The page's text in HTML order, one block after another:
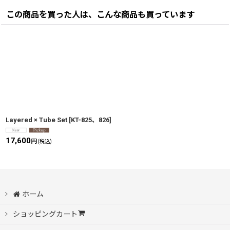
この商品を買った人は、こんな商品も買っています
Layered × Tube Set [KT-825、826]
17,600円 (税込)
ホーム
ショッピングカート